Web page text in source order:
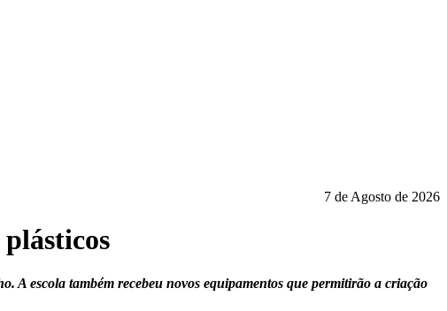
7 de Agosto de 2026
A escola também recebeu novos equipamentos que permitirão a criação